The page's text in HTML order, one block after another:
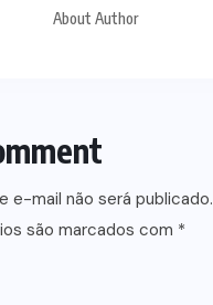
About Author
e-mail não será publicado.
são marcados com *